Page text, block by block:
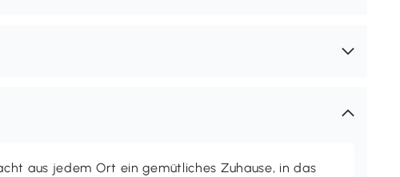
aus jedem Ort ein gemütliches Zuhause, in das